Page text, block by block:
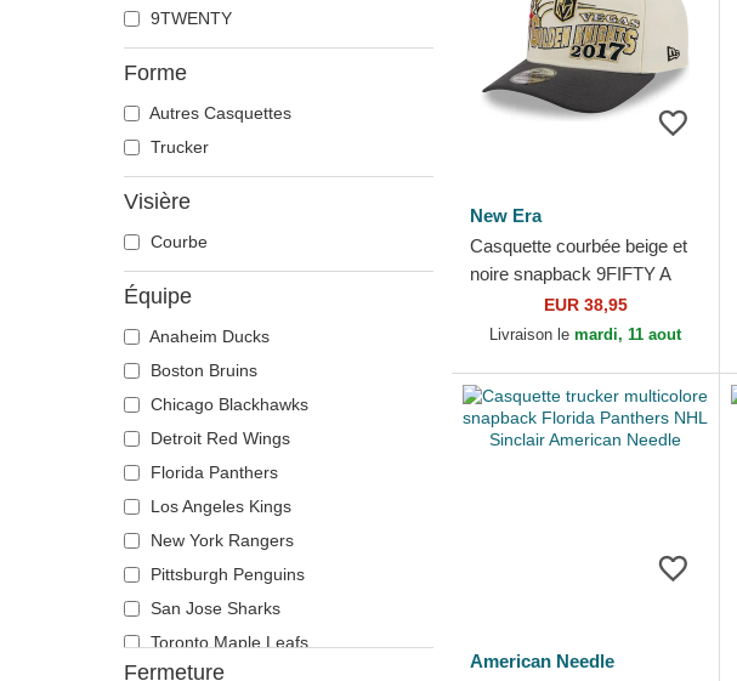
9TWENTY
Forme
Autres Casquettes
Trucker
Visière
Courbe
Équipe
Anaheim Ducks
Boston Bruins
Chicago Blackhawks
Detroit Red Wings
Florida Panthers
Los Angeles Kings
New York Rangers
Pittsburgh Penguins
San Jose Sharks
Toronto Maple Leafs
Vegas Golden Knights
Fermeture
New Era
Casquette courbée beige et
noire snapback 9FIFTY A
Frame Classic Vegas
Golden Knights NHL New
EUR 38,95
Livraison lemardi, 11 aout
American Needle